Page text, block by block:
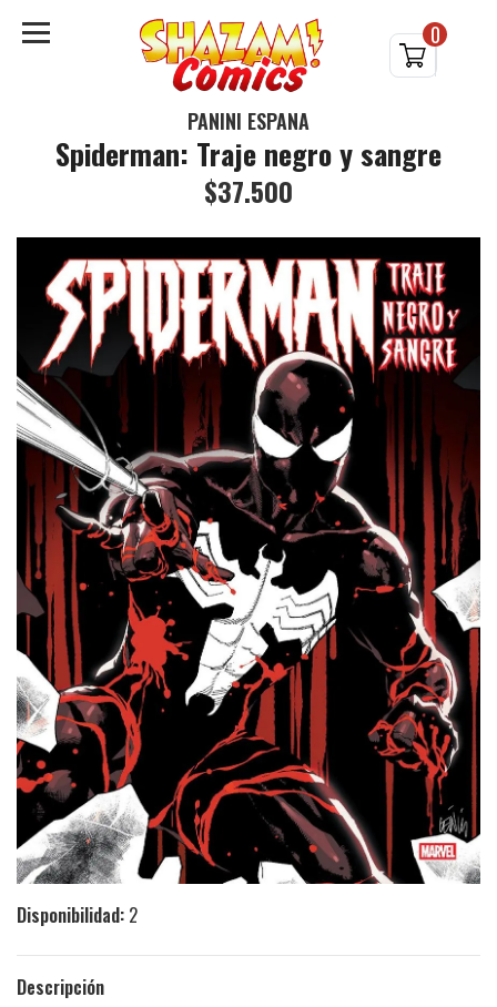
0
PANINI ESPAÑA
Spiderman: Traje negro y sangre
$37.500
Disponibilidad: 2
Descripción